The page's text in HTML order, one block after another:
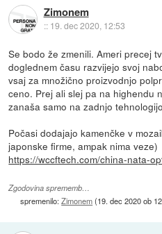
Zimonem
:: 19. dec 2020, 12:53
Se bodo že zmenili. Ameri precej
doglednem času razvijejo svoj
vsaj za množično proizvodnjo
ceno. Prej ali slej pa na highendu
zanaša samo na zadnjo
Počasi dodajajo kamenčke v
japonske firme, ampak nima veze)
https://wccftech.com/china-nata-
Zgodovina sprememb…
spremenilo:Zimonem(19. dec 2020 ob